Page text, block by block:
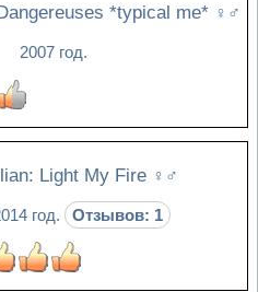
*typical me* ♀♂
2007 год.
Light My Fire ♀♂
год. Отзывов: 1